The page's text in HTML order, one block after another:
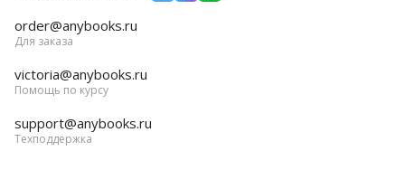
order@anybooks.ru
Для заказа
victoria@anybooks.ru
Помощь по курсу
support@anybooks.ru
Техподдержка